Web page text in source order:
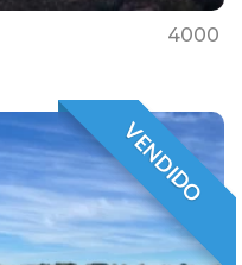
4000
VENDIDO
VENDIDO